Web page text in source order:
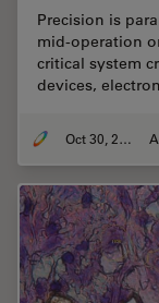
Precision is
mid-operation
critical system
devices,
Oct 30, 2025